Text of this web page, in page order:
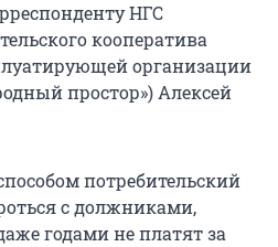
НГС
кооператива
организации
простор») Алексей
потребительский
с должниками,
годами не платят за